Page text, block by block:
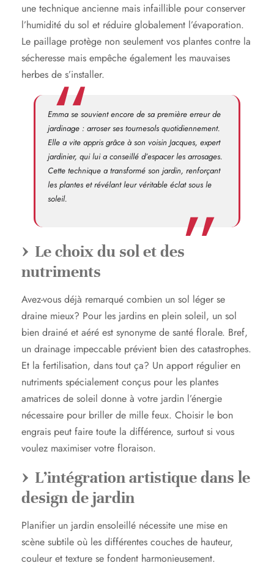
une technique ancienne mais infaillible pour conserver
l’humidité du sol et réduire globalement l’évaporation.
Le paillage protège non seulement vos plantes contre la
sécheresse mais empêche également les mauvaises
herbes de s’installer.
Emma se souvient encore de sa première erreur de
jardinage : arroser ses tournesols quotidiennement.
Elle a vite appris grâce à son voisin Jacques, expert
jardinier, qui lui a conseillé d’espacer les arrosages.
Cette technique a transformé son jardin, renforçant
les plantes et révélant leur véritable éclat sous le
soleil.
Le choix du sol et des
nutriments
Avez-vous déjà remarqué combien un sol léger se
draine mieux? Pour les jardins en plein soleil, un sol
bien drainé et aéré est synonyme de santé florale. Bref,
un drainage impeccable prévient bien des catastrophes.
Et la fertilisation, dans tout ça? Un apport régulier en
nutriments spécialement conçus pour les plantes
amatrices de soleil donne à votre jardin l’énergie
nécessaire pour briller de mille feux. Choisir le bon
engrais peut faire toute la différence, surtout si vous
voulez maximiser votre floraison.
L’intégration artistique dans le
design de jardin
Planifier un jardin ensoleillé nécessite une mise en
scène subtile où les différentes couches de hauteur,
couleur et texture se fondent harmonieusement.